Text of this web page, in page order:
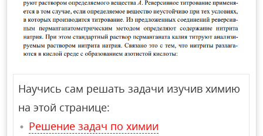
Научись сам решать задачи изучив химию
на этой странице:
Решение задач по химии